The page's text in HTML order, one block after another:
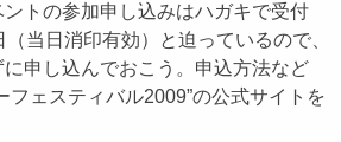
トの参加申し込みはハガキで受付
当日消印有効）と迫っているので、
申し込んでおこう。申込方法など
フェスティバル2009”の公式サイトを